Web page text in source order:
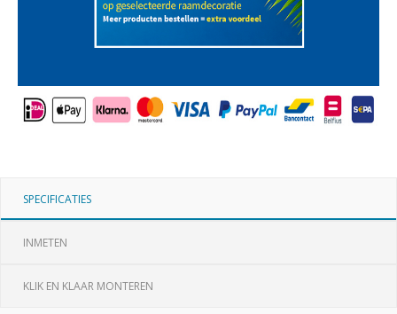
SPECIFICATIES
INMETEN
KLIK EN KLAAR MONTEREN